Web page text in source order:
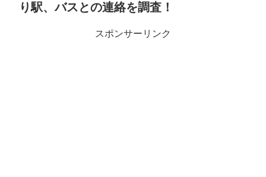
り駅、バスとの連絡を調査！
スポンサーリンク